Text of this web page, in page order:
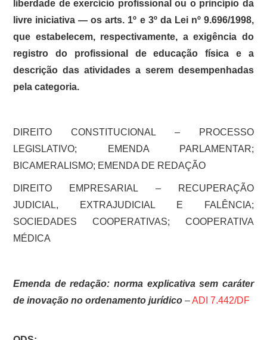
liberdade de exercício profissional ou o princípio da
livre iniciativa — os arts. 1º e 3º da Lei nº 9.696/1998,
que estabelecem, respectivamente, a exigência do
registro do profissional de educação física e a
descrição das atividades a serem desempenhadas
pela categoria.
DIREITO CONSTITUCIONAL – PROCESSO
LEGISLATIVO; EMENDA PARLAMENTAR;
BICAMERALISMO; EMENDA DE REDAÇÃO
DIREITO EMPRESARIAL – RECUPERAÇÃO
JUDICIAL, EXTRAJUDICIAL E FALÊNCIA;
SOCIEDADES COOPERATIVAS; COOPERATIVA
MÉDICA
Emenda de redação: norma explicativa sem caráter
de inovação no ordenamento jurídico–ADI 7.442/DF